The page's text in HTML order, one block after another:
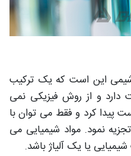
این است که یک ترکیب
دارد و از روش فیزیکی نمی
پیدا کرد و فقط می توان با
نمود. مواد شیمیایی می
یا یک آلیاژ باشد.